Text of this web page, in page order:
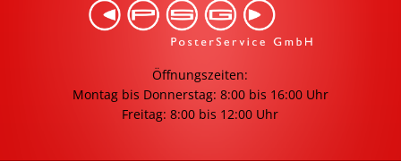
Öffnungszeiten:
Montag bis Donnerstag: 8:00 bis 16:00 Uhr
Freitag: 8:00 bis 12:00 Uhr